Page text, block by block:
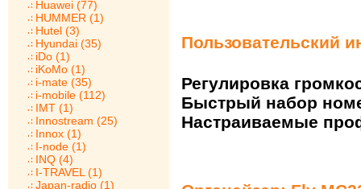
Huawei (77)
HUMMER (1)
Hutel (3)
Hyundai (35)
iDo (1)
iKoMo (1)
i-mate (35)
i-mobile (112)
IMT (1)
Innostream (25)
Innox (1)
I-node (1)
INQ (4)
I-TRAVEL (1)
Japan-radio (1)
Пользовательский
Регулировка
Быстрый набор
Настраиваемые